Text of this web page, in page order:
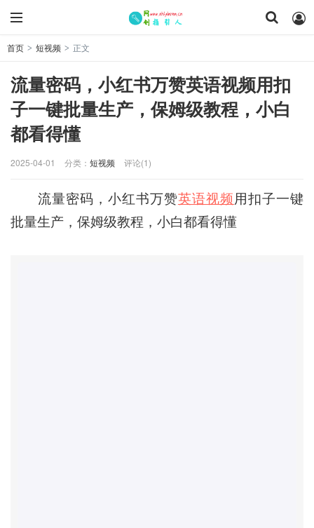
首页 > 短视频 > 正文
流量密码，小红书万赞英语视频用扣
子一键批量生产，保姆级教程，小白
都看得懂
2025-04-01 分类： 短视频 评论(1)
流量密码，小红书万赞英语视频用扣子一键
批量生产，保姆级教程，小白都看得懂